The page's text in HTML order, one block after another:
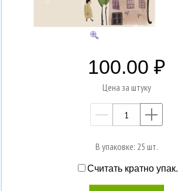
100.00
Цена за штуку
—
В упаковке: 25 шт.
Считать кратно упак.